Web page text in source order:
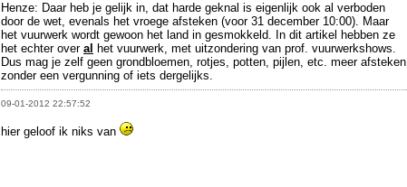
Henze: Daar heb je gelijk in, dat harde geknal is eigenlijk ook al verboden
door de wet, evenals het vroege afsteken (voor 31 december 10:00). Maar
het vuurwerk wordt gewoon het land in gesmokkeld. In dit artikel hebben ze
het echter over al het vuurwerk, met uitzondering van prof. vuurwerkshows.
Dus mag je zelf geen grondbloemen, rotjes, potten, pijlen, etc. meer afsteken
zonder een vergunning of iets dergelijks.
09-01-2012 22:57:52
hier geloof ik niks van